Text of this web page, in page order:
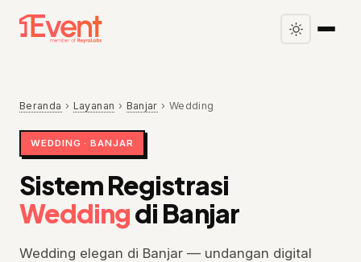
Beranda › Layanan › Banjar › Wedding
WEDDING · BANJAR
Sistem Registrasi
Weddingdi Banjar
Wedding elegan di Banjar — undangan digital